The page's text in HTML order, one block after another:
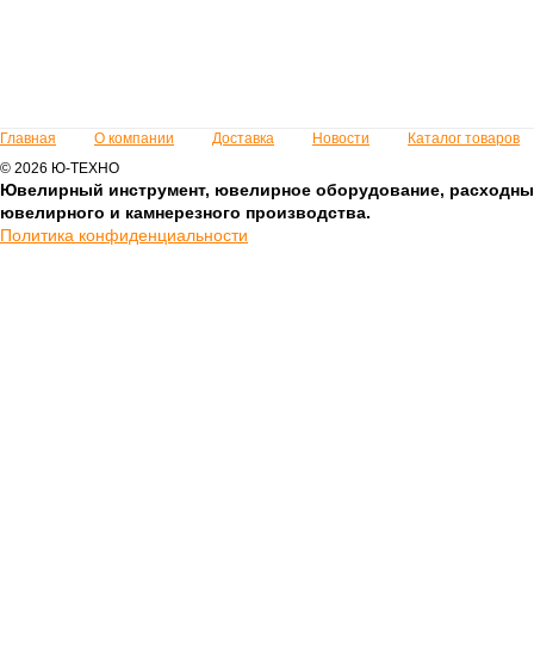
Главная О компании Доставка Новости
Каталог товаров
© 2026 Ю-ТЕХНО
Ювелирный инструмент, ювелирное оборудование,
ювелирного и камнерезного производства.
Политика конфиденциальности